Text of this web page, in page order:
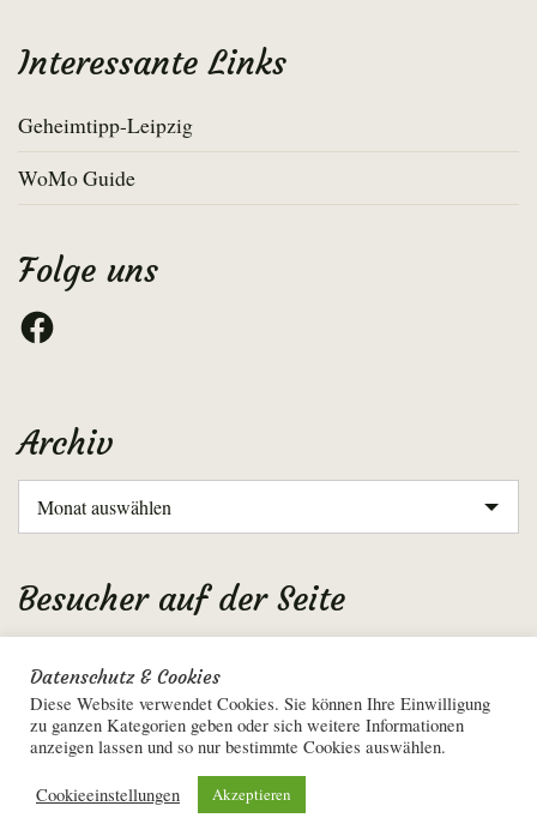
Interessante Links
Geheimtipp-Leipzig
WoMo Guide
Folge uns
Facebook
Archiv
Archiv
Besucher auf der Seite
Gesamt: 2601536
Datenschutz & Cookies
Diese Website verwendet Cookies. Sie können Ihre Einwilligung
zu ganzen Kategorien geben oder sich weitere Informationen
anzeigen lassen und so nur bestimmte Cookies auswählen.
Cookieeinstellungen Akzeptieren